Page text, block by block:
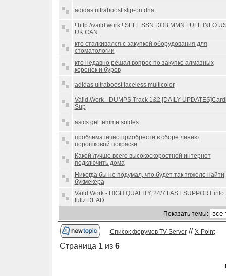
adidas ultraboost slip-on dna
! http://vaild.work ! SELL SSN DOB MMN FULL INFO
UK CAN
кто сталкивался с закупкой оборудования для
стоматологии
кто недавно решал вопрос по закупке алмазных
коронок и буров
adidas ultraboost laceless multicolor
Vaild.Work - DUMPS Track 1&2 [DAILY
Sup
asics gel femme soldes
проблематично приобрести в сборе линию
порошковой покраски
Какой лучше всего высокоскоростной интернет
подключить дома
Никогда бы не подумал, что будет так тяжело найти
букмекера
Vaild.Work - HIGH QUALITY, 24/7 FAST SUPPORT info
fullz DEAD
Показать темы:
Список форумов TV Server// X-Point
Страница 1из 6